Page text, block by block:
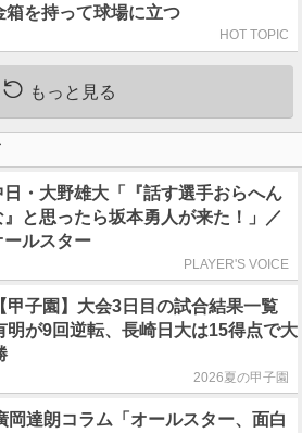
箱を持って球場に立つ
HOT TOPIC
もっと見る
日・大野雄大「『話す選手おらへん
』と思ったら坂本勇人が来た！」／
ールスター
PLAYER'S VOICE
【甲子園】大会3日目の試合結果一覧
明が9回逆転、長崎日大は15得点で大
2026夏の甲子園
岡達朗コラム「オールスター、面白